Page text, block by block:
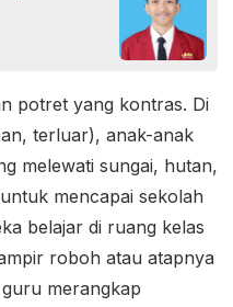
potret yang kontras. Di
terluar), anak-anak
melewati sungai, hutan,
mencapai sekolah
belajar di ruang kelas
roboh atau atapnya
merangkap